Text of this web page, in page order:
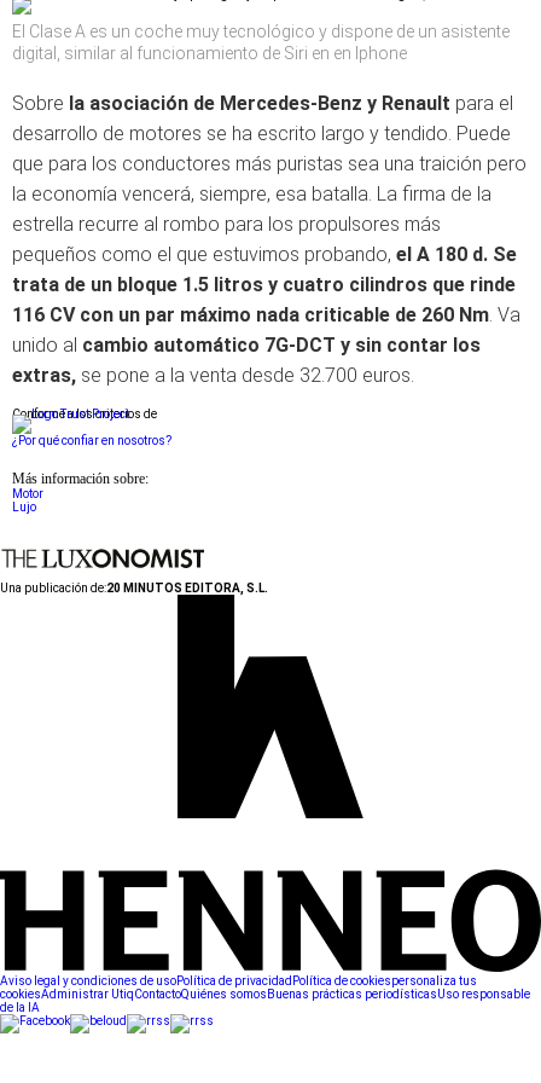
El Clase A es un coche muy tecnológico y dispone de un asistente
digital, similar al funcionamiento de Siri en en Iphone
Sobre la asociación de Mercedes-Benz y Renault para el
desarrollo de motores se ha escrito largo y tendido. Puede
que para los conductores más puristas sea una traición pero
la economía vencerá, siempre, esa batalla. La firma de la
estrella recurre al rombo para los propulsores más
pequeños como el que estuvimos probando, el A 180 d. Se
trata de un bloque 1.5 litros y cuatro cilindros que rinde
116 CV con un par máximo nada criticable de 260 Nm. Va
unido al cambio automático 7G-DCT y sin contar los
extras, se pone a la venta desde 32.700 euros.
Conforme a los criterios de
¿Por qué confiar en nosotros?
Más información sobre:
Motor
Lujo
Una publicación de:20 MINUTOS EDITORA, S.L.
Aviso legal y condiciones de usoPolítica de privacidad Política de cookiespersonaliza tus
cookiesAdministrar UtiqContactoQuiénes somos Buenas prácticas periodísticasUso responsable
de la IA